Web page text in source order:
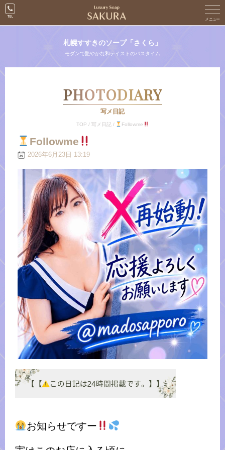
札幌すすきのソープ「さくら」
モダンで艶やかな和テイストのバスタイム
PHOTODIARY
写メ日記
TOP / 写メ日記 / Followme
Followme
2026年6月23日 13:19
お知らせですー